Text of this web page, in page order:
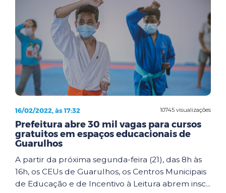
10745 visualizações
16/02/2022, às 17:32
Prefeitura abre 30 mil vagas para cursos
gratuitos em espaços educacionais de
Guarulhos
A partir da próxima segunda-feira (21), das 8h às
16h, os CEUs de Guarulhos, os Centros Municipais
de Educação e de Incentivo à Leitura abrem insc...